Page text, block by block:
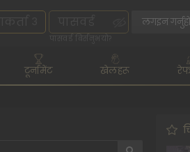
लगइन
पासवर्ड बिर्सनुभयो?
टूर्नामेंट खेलहरू